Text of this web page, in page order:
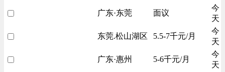
广东·东莞 面议
今
天
东莞.松山湖区 5.5-7千元/月
今
天
广东·惠州 5-6千元/月
今
天